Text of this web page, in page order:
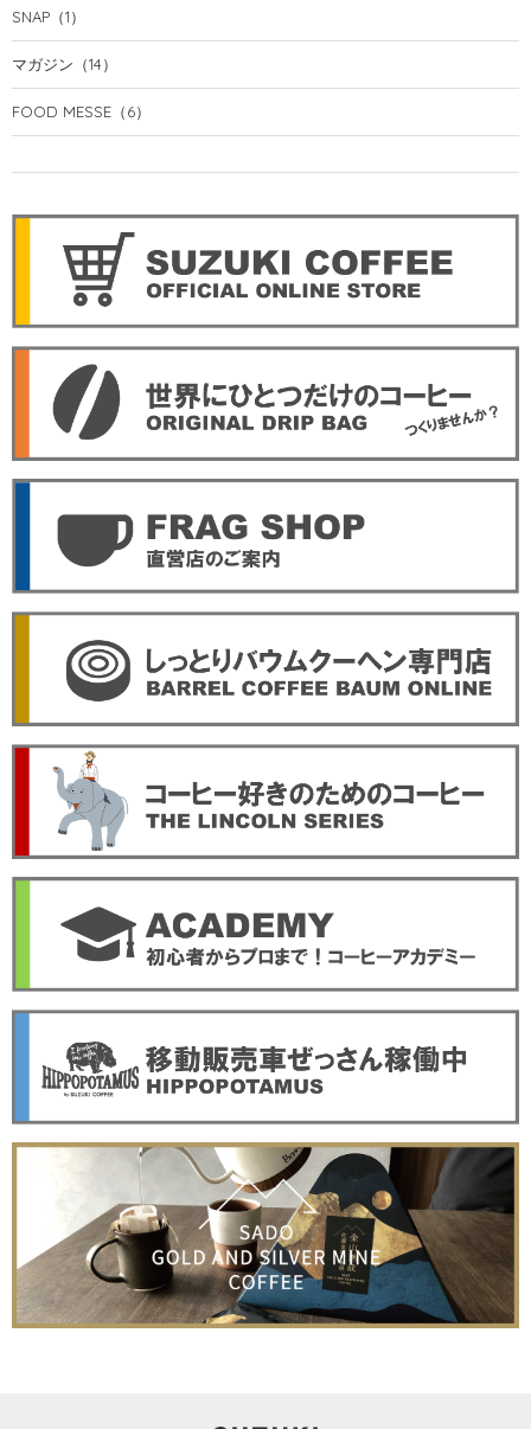
SNAP （1）
マガジン （14）
FOOD MESSE （6）